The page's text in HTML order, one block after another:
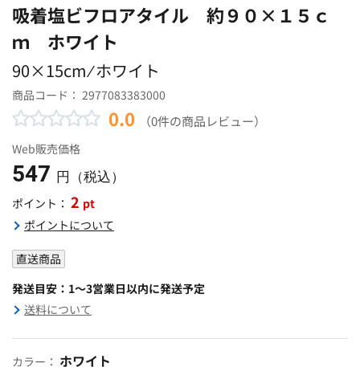
吸着塩ビフロアタイル 約９０×１５ｃ
ｍ ホワイト
90×15cm ⁄ ホワイト
商品コード： 2977083383000
0.0 （0件の商品レビュー）
Web販売価格
547 円（税込）
ポイント： 2 pt
ポイントについて
直送商品
発送目安：1～3営業日以内に発送予定
送料について
カラー： ホワイト